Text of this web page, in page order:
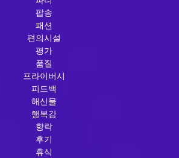
팝송
패션
편의시설
평가
품질
프라이버시
피드백
해산물
행복감
향락
후기
휴식